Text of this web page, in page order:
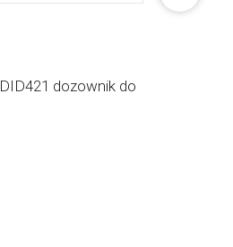
dozownik do